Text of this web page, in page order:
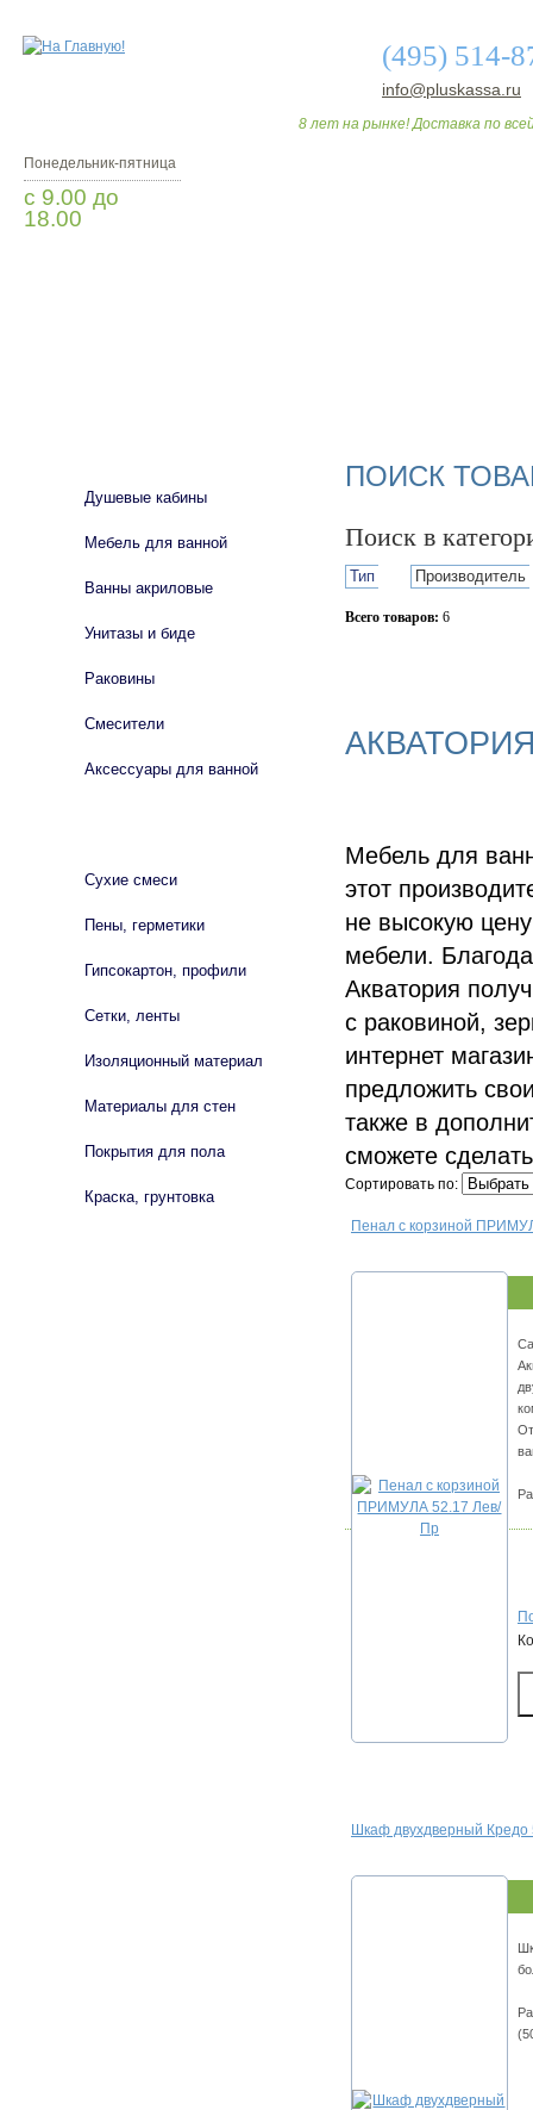
(495) 514-
info@pluskassa.ru
8 лет на рынке! Доставка по
Понедельник-пятница
с 9.00 до
18.00
ПОИСК
Поиск в
Тип Производитель
Всего товаров: 6
Мебель для
этот
не высокую
мебели.
Акватория
с раковиной,
интернет
предложить
также в
сможете
Сортировать по:
Пенал с корзиной
Шкаф двухдверный Кредо
Душевые кабины
Мебель для ванной
Ванны акриловые
Унитазы и биде
Раковины
Смесители
Аксессуары для ванной
Сухие смеси
Пены, герметики
Гипсокартон, профили
Сетки, ленты
Изоляционный материал
Материалы для стен
Покрытия для пола
Краска, грунтовка